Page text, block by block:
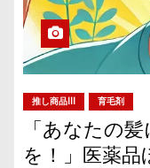
推し商品III 育毛剤
「あなたの
を！」医薬品